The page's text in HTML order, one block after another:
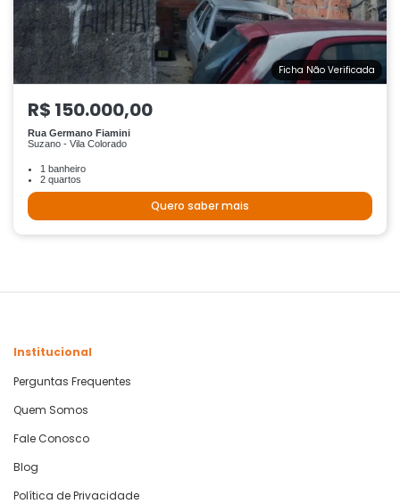
Ficha Não Verificada
R$ 150.000,00
Rua Germano Fiamini
Suzano - Vila Colorado
1 banheiro
2 quartos
Quero saber mais
Institucional
Perguntas Frequentes
Quem Somos
Fale Conosco
Blog
Política de Privacidade